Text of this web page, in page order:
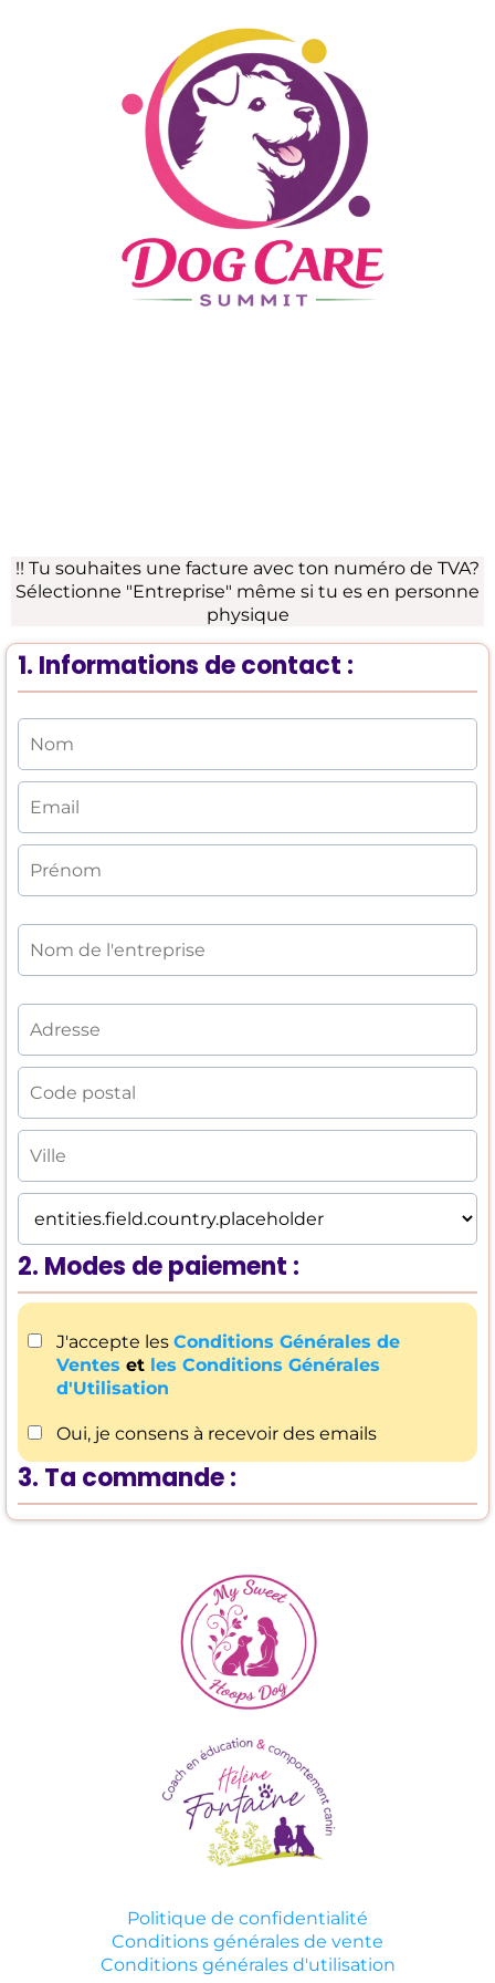
!! Tu souhaites une facture avec ton numéro de TVA?
Sélectionne "Entreprise" même si tu es en personne
physique
1. Informations de contact :
2. Modes de paiement :
J'accepte les Conditions Générales de
Ventes et les Conditions Générales
d'Utilisation
Oui, je consens à recevoir des emails
3. Ta commande :
Politique de confidentialité
Conditions générales de vente
Conditions générales d'utilisation